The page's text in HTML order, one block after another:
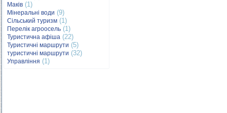
Маків (1)
Мінеральні води (9)
Сільський туризм (1)
Перелік агроосель (1)
Туристична афіша (22)
Туристичні маршрути (5)
туристичні маршрути (32)
Управління (1)